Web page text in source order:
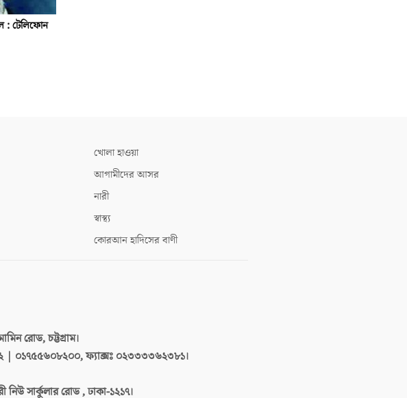
: টেলিফোন
খোলা হাওয়া
আগামীদের আসর
নারী
স্বাস্থ্য
কোরআন হাদিসের বাণী
রোড, চট্টগ্রাম।
০১৭৫৫৬০৮২০০, ফ্যাক্সঃ ০২৩৩৩৩৬২৩৮১।
নিউ সার্কুলার রোড , ঢাকা-১২১৭।